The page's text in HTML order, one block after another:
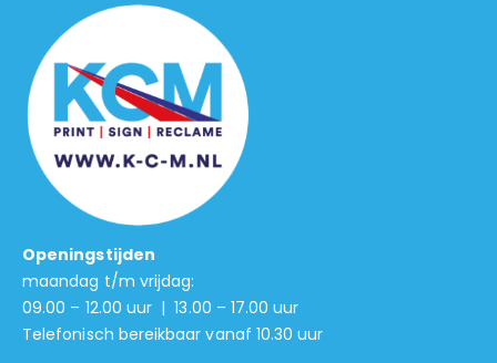
Openingstijden
maandag t/m vrijdag:
09.00 – 12.00 uur | 13.00 – 17.00 uur
Telefonisch bereikbaar vanaf 10.30 uur